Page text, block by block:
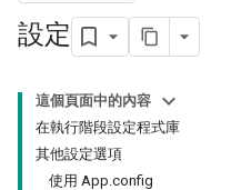
設定
這個頁面中的內容
在執行階段設定程式庫
其他設定選項
使用 App.config